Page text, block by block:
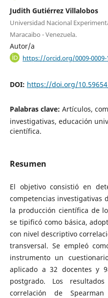
Judith Gutiérrez Villalobos
Universidad Nacional
Maracaibo - Venezuela.
Autor/a
https://orcid.org/0009-0009-
DOI: https://doi.org/
Palabras clave: Artículos,
investigativas, educación
científica.
Resumen
El objetivo consistió en
competencias investigativas
la producción científica de
se tipificó como básica,
con nivel descriptivo
transversal. Se empleó
instrumento un
aplicado a 32 docentes y
postgrado. Los
correlación de